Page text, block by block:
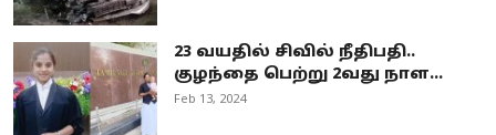
23 வயதில் சிவில் நீதிபதி..
குழந்தை பெற்று 2வது நாள...
Feb 13, 2024